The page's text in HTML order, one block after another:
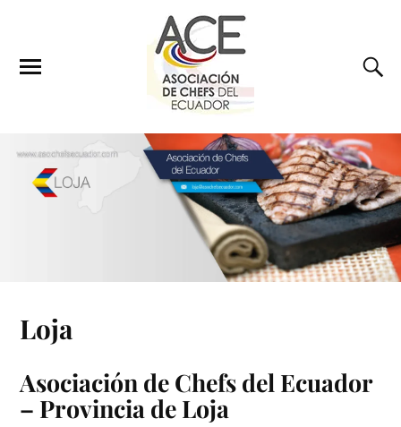
Loja
Asociación de Chefs del Ecuador
– Provincia de Loja